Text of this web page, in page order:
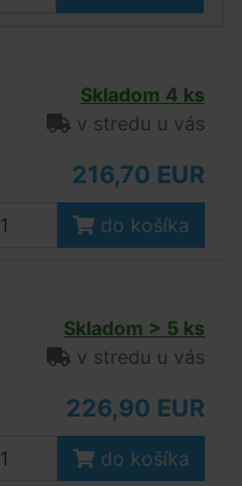
Skladom 4 ks
v stredu u vás
216,70 EUR
do košíka
Skladom > 5 ks
v stredu u vás
226,90 EUR
do košíka